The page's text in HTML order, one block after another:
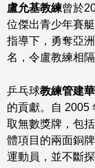
盧允基教練曾於
位傑出青少年賽
指導下，勇奪亞
名，令盧教練相
乒乓球教練管建華
的貢獻。自 2005
取無數獎牌，包
體項目的兩面銅
運動員，並不斷